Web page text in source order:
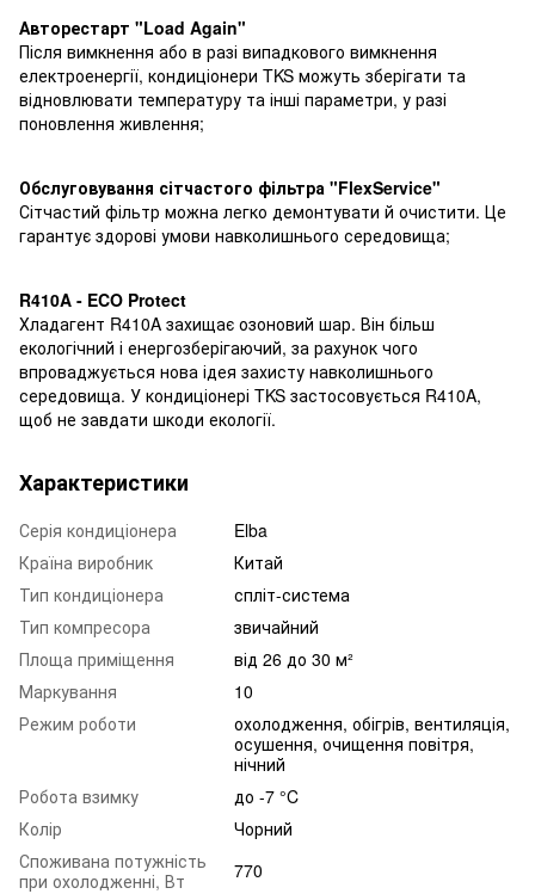
Авторестарт "Load Again"
Після вимкнення або в разі випадкового вимкнення
електроенергії, кондиціонери TKS можуть зберігати та
відновлювати температуру та інші параметри, у разі
поновлення живлення;
Обслуговування сітчастого фільтра "FlexService"
Сітчастий фільтр можна легко демонтувати й очистити. Це
гарантує здорові умови навколишнього середовища;
R410A - ECO Protect
Хладагент R410A захищає озоновий шар. Він більш
екологічний і енергозберігаючий, за рахунок чого
впроваджується нова ідея захисту навколишнього
середовища. У кондиціонері TKS застосовується R410A,
щоб не завдати шкоди екології.
Характеристики
Серія кондиціонера
Elba
Країна виробник
Китай
Тип кондиціонера
спліт-система
Тип компресора
звичайний
Площа приміщення
від 26 до 30 м²
Маркування
10
Режим роботи
охолодження, обігрів, вентиляція,
осушення, очищення повітря,
нічний
Робота взимку
до -7 °C
Колір
Чорний
Споживана потужність
при охолодженні, Вт
770